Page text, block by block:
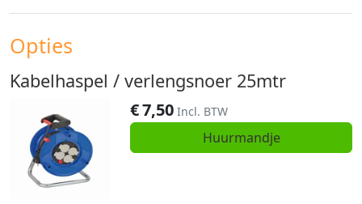
Opties
Kabelhaspel / verlengsnoer 25mtr
€7,50 Incl. BTW
Huurmandje